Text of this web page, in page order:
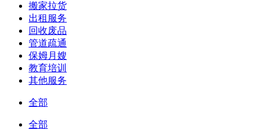
搬家拉货
出租服务
回收废品
管道疏通
保姆月嫂
教育培训
其他服务
全部
全部